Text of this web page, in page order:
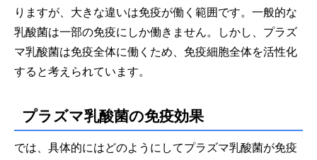
りますが、大きな違いは免疫が働く範囲です。一般的な
乳酸菌は一部の免疫にしか働きません。しかし、プラズ
マ乳酸菌は免疫全体に働くため、免疫細胞全体を活性化
すると考えられています。
プラズマ乳酸菌の免疫効果
では、具体的にはどのようにしてプラズマ乳酸菌が免疫